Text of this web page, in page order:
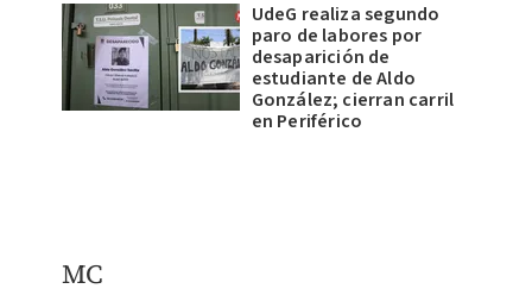
UdeG realiza segundo
paro de labores por
desaparición de
estudiante de Aldo
González; cierran carril
en Periférico
MC